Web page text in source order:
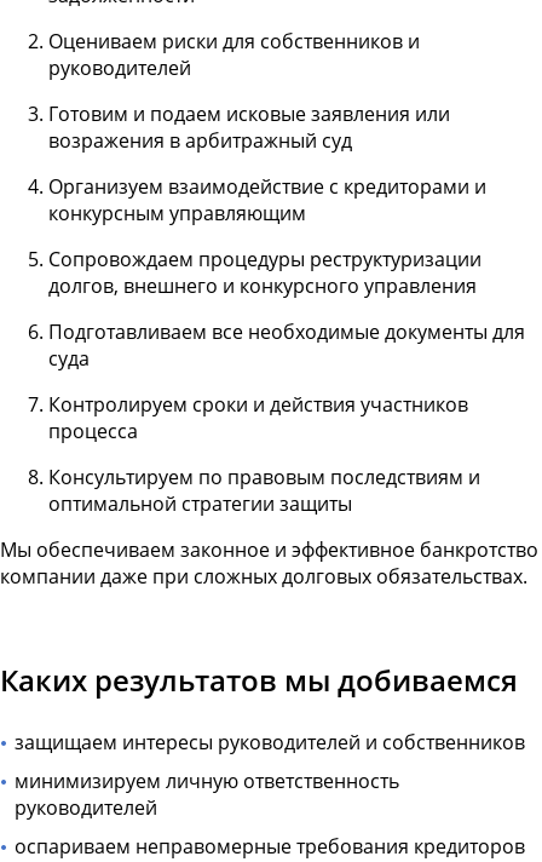
Оцениваем риски для собственников и
руководителей
Готовим и подаем исковые заявления или
возражения в арбитражный суд
Организуем взаимодействие с кредиторами и
конкурсным управляющим
Сопровождаем процедуры реструктуризации
долгов, внешнего и конкурсного управления
Подготавливаем все необходимые документы для
суда
Контролируем сроки и действия участников
процесса
Консультируем по правовым последствиям и
оптимальной стратегии защиты
Мы обеспечиваем законное и эффективное банкротство
компании даже при сложных долговых обязательствах.
Каких результатов мы добиваемся
защищаем интересы руководителей и собственников
минимизируем личную ответственность
руководителей
оспариваем неправомерные требования кредиторов